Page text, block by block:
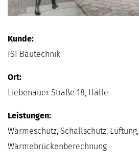
Kunde:
ISI Bautechnik
Ort:
Liebenauer Straße 18, Halle
Leistungen:
Wärmeschutz, Schallschutz, Lüftung,
Wärmebrückenberechnung